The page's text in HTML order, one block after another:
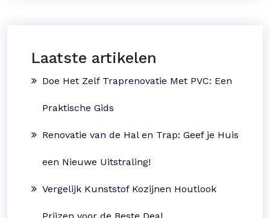
Laatste artikelen
Doe Het Zelf Traprenovatie Met PVC: Een
Praktische Gids
Renovatie van de Hal en Trap: Geef je Huis
een Nieuwe Uitstraling!
Vergelijk Kunststof Kozijnen Houtlook